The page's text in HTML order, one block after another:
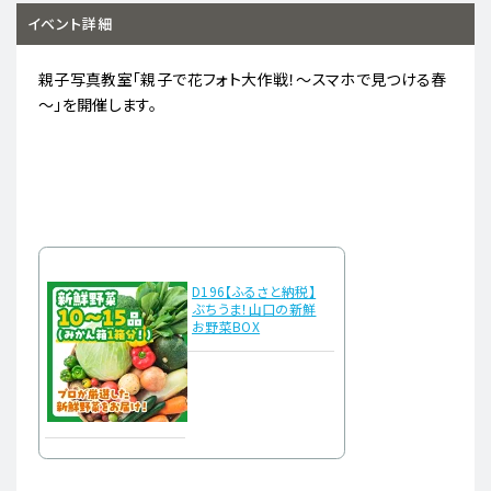
イベント詳細
親子写真教室「親子で花フォト大作戦！～スマホで見つける春
～」を開催します。
D196【ふるさと納税】
ぶちうま！山口の新鮮
お野菜BOX